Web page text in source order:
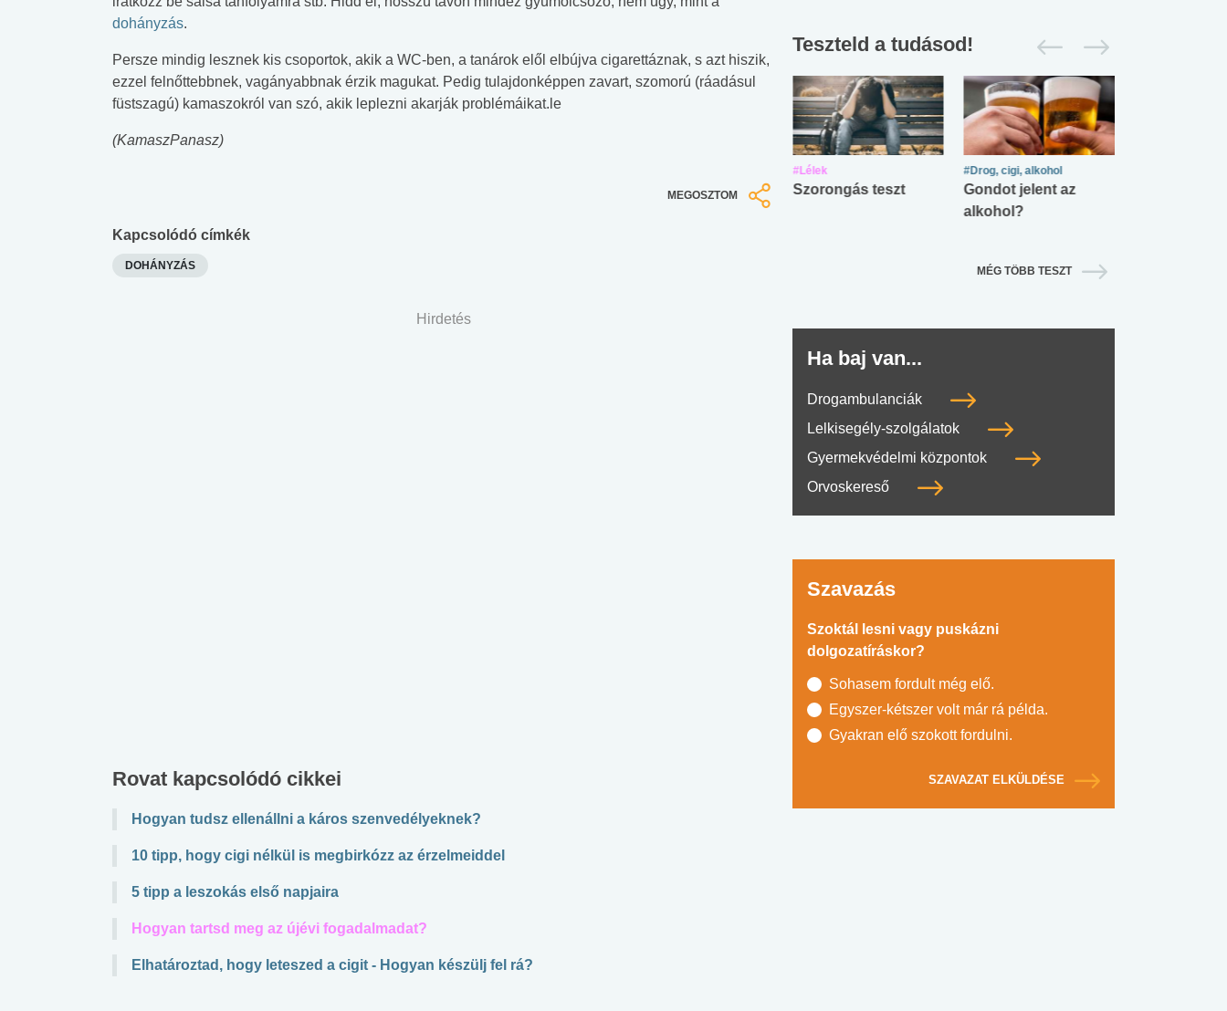
dohányzás.
Persze mindig lesznek kis csoportok, akik a WC-ben, a tanárok elől elbújva cigarettáznak, s azt hiszik,
ezzel felnőttebbnek, vagányabbnak érzik magukat. Pedig tulajdonképpen zavart, szomorú (ráadásul
füstszagú) kamaszokról van szó, akik leplezni akarják problémáikat.le
(KamaszPanasz)
MEGOSZTOM
Kapcsolódó címkék
DOHÁNYZÁS
Hirdetés
Rovat kapcsolódó cikkei
Hogyan tudsz ellenállni a káros szenvedélyeknek?
10 tipp, hogy cigi nélkül is megbirkózz az érzelmeiddel
5 tipp a leszokás első napjaira
Hogyan tartsd meg az újévi fogadalmadat?
Elhatároztad, hogy leteszed a cigit - Hogyan készülj fel rá?
Teszteld a tudásod!
Internet-függőség
#Lélek
Szorongás teszt
#Drog, cigi, alkohol
Gondot jelent az
alkohol?
MÉG TÖBB TESZT
Ha baj van...
Drogambulanciák
Lelkisegély-szolgálatok
Gyermekvédelmi központok
Orvoskereső
Szavazás
Szoktál lesni vagy puskázni
dolgozatíráskor?
Sohasem fordult még elő.
Egyszer-kétszer volt már rá példa.
Gyakran elő szokott fordulni.
SZAVAZAT ELKÜLDÉSE